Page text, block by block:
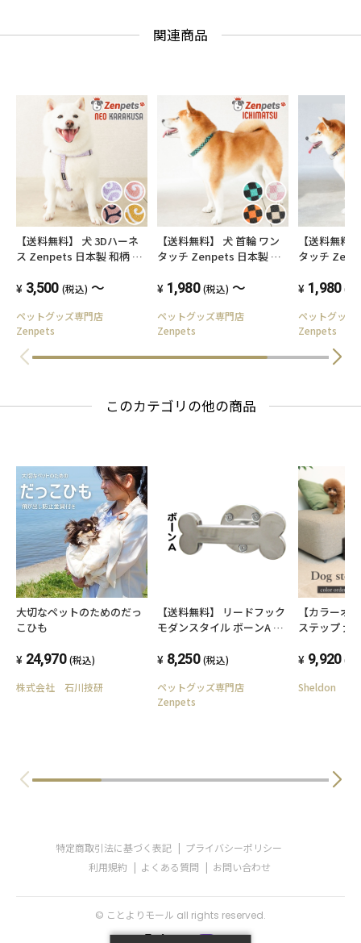
関連商品
【送料無料】 犬 3Dハーネ
ス Zenpets 日本製 和柄 二
3,500 (税込) ～
ペットグッズ専門店
Zenpets
【送料無料】 犬 首輪 ワン
タッチ Zenpets 日本製 和
1,980 (税込) ～
ペットグッズ専門店
Zenpets
【送料無料
タッチ
1,980 (税
ペットグッ
Zenpets
このカテゴリの他の商品
大切なペットのためのだっ
こひも
24,970 (税込)
株式会社 石川技研
【送料無料】 リードフック
モダンスタイル ボーンA 骨
8,250 (税込)
ペットグッズ専門店
Zenpets
【カラーオ
ステップ 犬
ロープ クッ
踏み台 ペッ
9,920 (税
Sheldon
特定商取引法に基づく表記
プライバシーポリシー
利用規約
よくある質問 お問い合わせ
© ことよりモール all rights reserved.